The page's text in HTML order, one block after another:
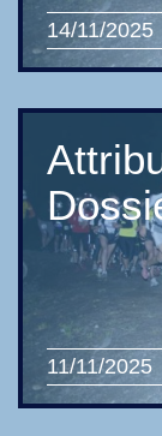
14/11/2025
11/11/2025